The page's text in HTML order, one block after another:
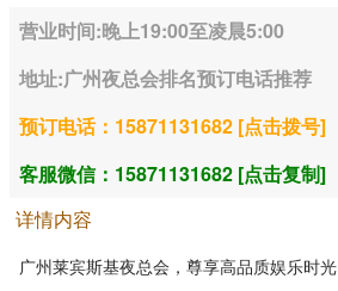
营业时间:晚上19:00至凌晨5:00
地址:广州夜总会排名预订电话推荐
预订电话：15871131682 [点击拨号]
客服微信：15871131682 [点击复制]
详情内容
广州莱宾斯基夜总会，尊享高品质娱乐时光